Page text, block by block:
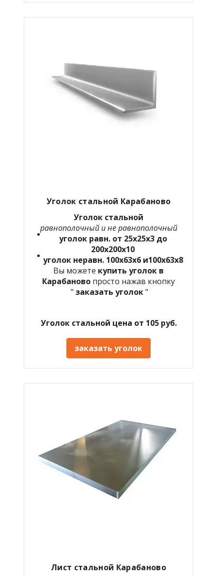
Уголок стальной Карабаново
Уголок стальной
равнополочный и не равнополочный
уголок равн. от 25х25х3 до
200х200х10
уголок неравн. 100х63х6 и100х63х8
Вы можете купить уголок в
Карабаново просто нажав кнопку
" заказать уголок"
Уголок стальной цена от 105 руб.
заказать уголок
Лист стальной Карабаново